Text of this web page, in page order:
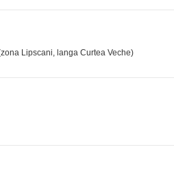
Lipscani, langa Curtea Veche)